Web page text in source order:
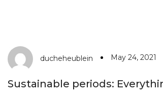
ducheheublein May 24, 2021
Sustainable periods: